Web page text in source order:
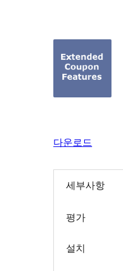
다운로드
세부사항
평가
설치